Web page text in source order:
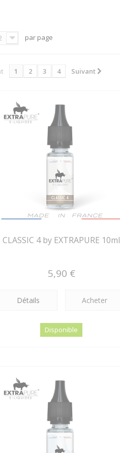
par page
1 2 3 4 Suivant
CLASSIC 4 by EXTRAPURE 10ml
5,90 €
Détails Acheter
Disponible